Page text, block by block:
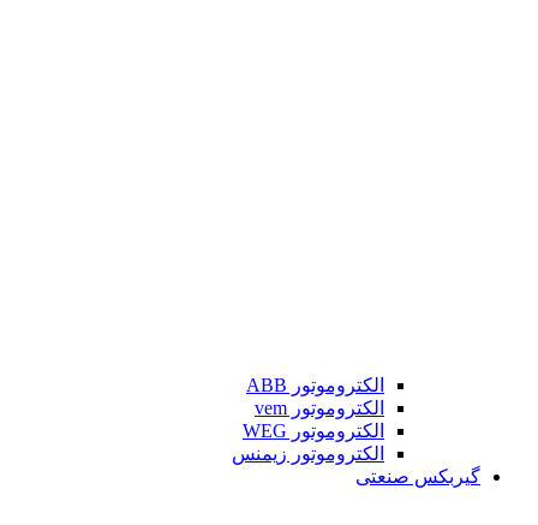
الکتروموتور ABB
الکتروموتور vem
الکتروموتور WEG
الکتروموتور زیمنس
گیربکس صنعتی